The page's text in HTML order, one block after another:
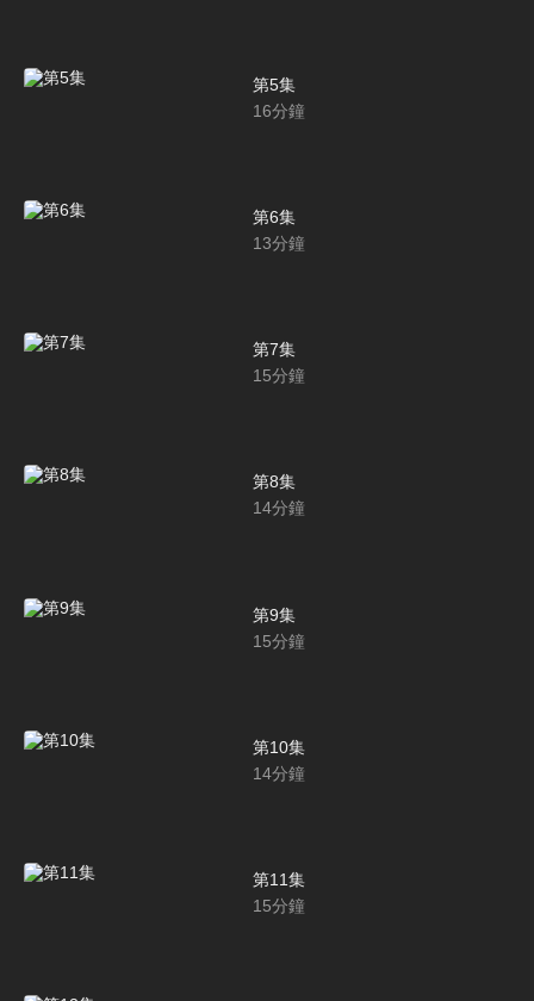
第5集
16分鐘
第6集
13分鐘
第7集
15分鐘
第8集
14分鐘
第9集
15分鐘
第10集
14分鐘
第11集
15分鐘